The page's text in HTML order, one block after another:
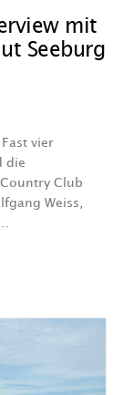
mit
Seeburg
vier
die
Club
Weiss,